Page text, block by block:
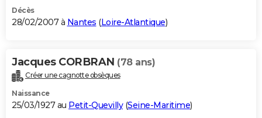
Décès
28/02/2007 à Nantes (Loire-Atlantique)
Jacques CORBRAN (78 ans)
Créer une cagnotte obsèques
Naissance
25/03/1927 au Petit-Quevilly(Seine-Maritime)